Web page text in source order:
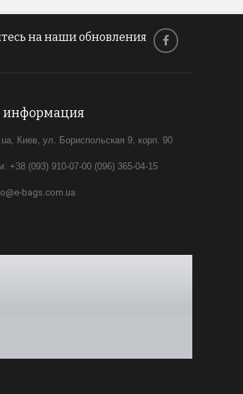
на наши обновления
информация
Киев, ул. Бориспольская 9, корп. 90
+38 (093) 910-07-00 (096) 365-04-15
bags.com.ua